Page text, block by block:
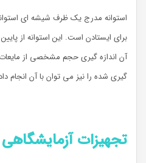
استوانه مدرج یک ظرف شیشه ای
برای ایستادن است. این استوانه از
آن اندازه گیری حجم مشخصی از مایعات
گیری شده را نیز می توان با آن انجام
تجهیزات